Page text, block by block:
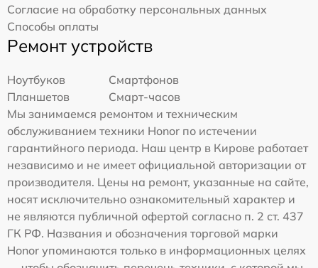
Согласие на обработку персональных данных
Способы оплаты
Ремонт устройств
Ноутбуков
Смартфонов
Планшетов
Смарт-часов
Мы занимаемся ремонтом и техническим
обслуживанием техники Honor по истечении
гарантийного периода. Наш центр в Кирове работает
независимо и не имеет официальной авторизации от
производителя. Цены на ремонт, указанные на сайте,
носят исключительно ознакомительный характер и
не являются публичной офертой согласно п. 2 ст. 437
ГК РФ. Названия и обозначения торговой марки
Honor упоминаются только в информационных целях